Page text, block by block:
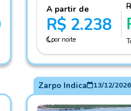
A partir de
R$ 2.238
por noite
Zarpo Indica 13/12/2026